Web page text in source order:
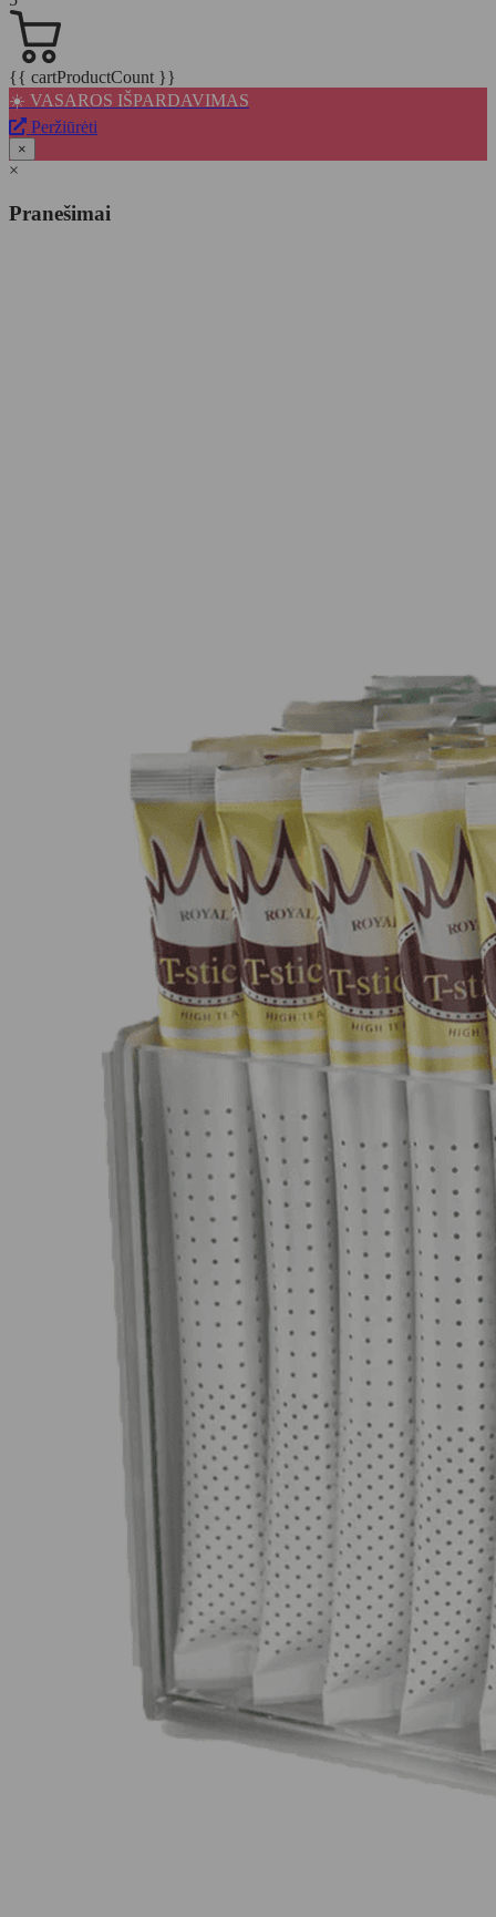
{{ cartProductCount }}
☀️ VASAROS IŠPARDAVIMAS
Peržiūrėti
×
×
Pranešimai